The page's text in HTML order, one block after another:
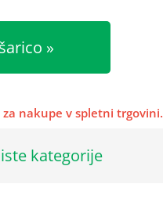
nakupe v spletni trgovini.
kategorije